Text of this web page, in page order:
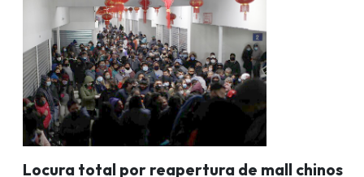
Locura total por reapertura de mall chinos